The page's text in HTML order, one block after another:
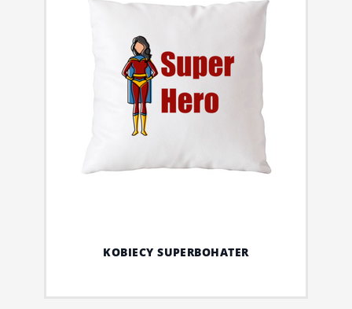
KOBIECY SUPERBOHATER